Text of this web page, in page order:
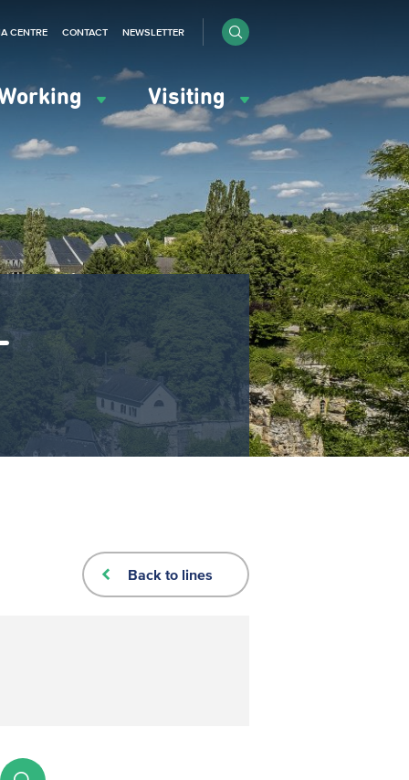
Visiting
CENTRE CONTACT NEWSLETTER
Back to lines